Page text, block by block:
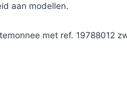
aan modellen.
met ref. 19788012